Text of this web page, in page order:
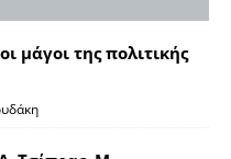
μάγοι της πολιτικής